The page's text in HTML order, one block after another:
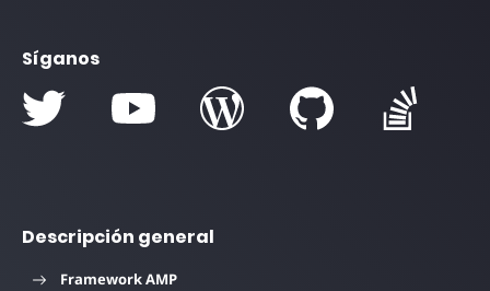
Síganos
Descripción general
Framework AMP